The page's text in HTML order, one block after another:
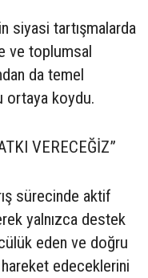
siyasi tartışmalarda
ve toplumsal
da temel
ortaya koydu.
VERECEĞİZ”
sürecinde aktif
yalnızca destek
eden ve doğru
edeceklerini